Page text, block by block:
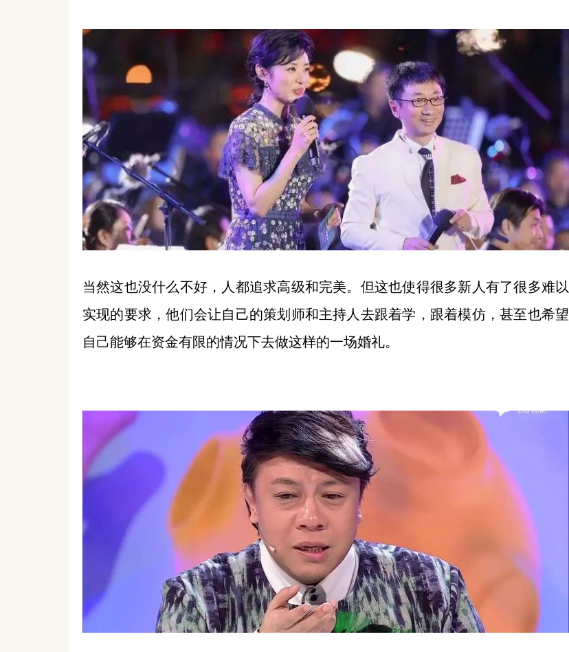
当然这也没什么不好，人都追求高级和完美。但这也使得很多新人有了很多难以
实现的要求，他们会让自己的策划师和主持人去跟着学，跟着模仿，甚至也希望
自己能够在资金有限的情况下去做这样的一场婚礼。